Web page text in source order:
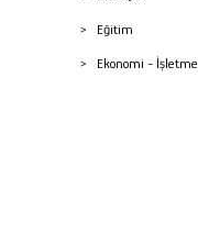
Eğitim
Ekonomi - İşletme